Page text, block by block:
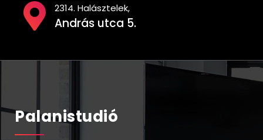
2314. Halásztelek,
András utca 5.
Palanistudió